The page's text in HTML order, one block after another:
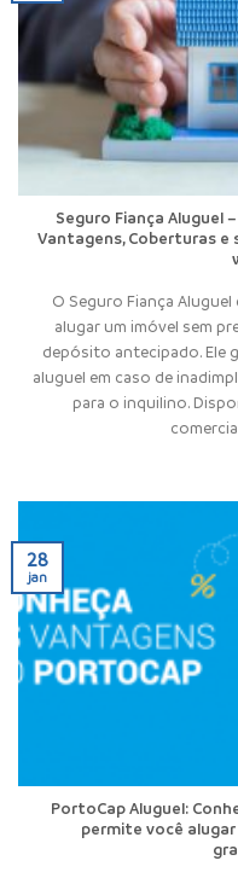
Seguro Fiança Aluguel
Vantagens, Coberturas
O Seguro Fiança
alugar um imóvel sem
depósito antecipado. Ele
aluguel em caso de
para o inquilino.
PortoCap Aluguel:
permite você
28
jan